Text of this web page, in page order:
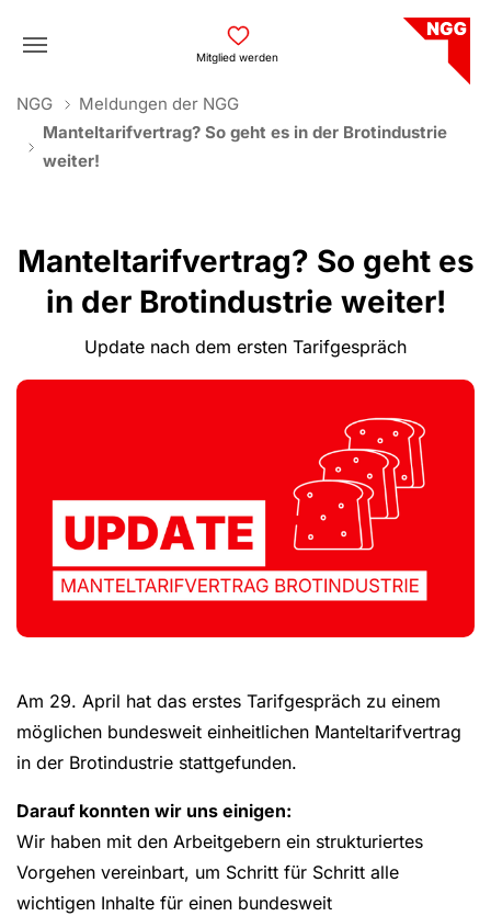
Mitglied werden
You are here:
NGG
Meldungen der NGG
Manteltarifvertrag? So geht es in der Brotindustrie
weiter!
Manteltarifvertrag? So geht es
in der Brotindustrie weiter!
Update nach dem ersten Tarifgespräch
Am 29. April hat das erstes Tarifgespräch zu einem
möglichen bundesweit einheitlichen Manteltarifvertrag
in der Brotindustrie stattgefunden.
Darauf konnten wir uns einigen:
Wir haben mit den Arbeitgebern ein strukturiertes
Vorgehen vereinbart, um Schritt für Schritt alle
wichtigen Inhalte für einen bundesweit